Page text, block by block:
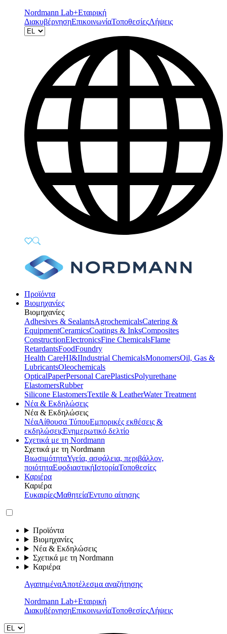
Nordmann Lab+Εταιρική
ΔιακυβέρνησηΕπικοινωνίαΤοποθεσίεςΛήψεις
Προϊόντα
Βιομηχανίες
Βιομηχανίες
Adhesives & SealantsAgrochemicalsCatering &
EquipmentCeramicsCoatings & InksComposites
ConstructionElectronicsFine ChemicalsFlame
RetardantsFoodFoundry
Health CareHI&IIndustrial ChemicalsMonomersOil, Gas &
LubricantsOleochemicals
OpticalPaperPersonal CarePlasticsPolyurethane
ElastomersRubber
Silicone ElastomersTextile & LeatherWater Treatment
Νέα & Εκδηλώσεις
Νέα & Εκδηλώσεις
ΝέαΑίθουσα ΤύπουΕμπορικές εκθέσεις &
εκδηλώσειςΕνημερωτικό δελτίο
Σχετικά με τη Nordmann
Σχετικά με τη Nordmann
ΒιωσιμότηταΥγεία, ασφάλεια, περιβάλλον,
ποιότηταΕφοδιαστικήΙστορίαΤοποθεσίες
Καριέρα
Καριέρα
ΕυκαιρίεςΜαθητείαΈντυπο αίτησης
Προϊόντα
Βιομηχανίες
Νέα & Εκδηλώσεις
Σχετικά με τη Nordmann
Καριέρα
ΑγαπημέναΑποτέλεσμα αναζήτησης
Nordmann Lab+Εταιρική
ΔιακυβέρνησηΕπικοινωνίαΤοποθεσίεςΛήψεις